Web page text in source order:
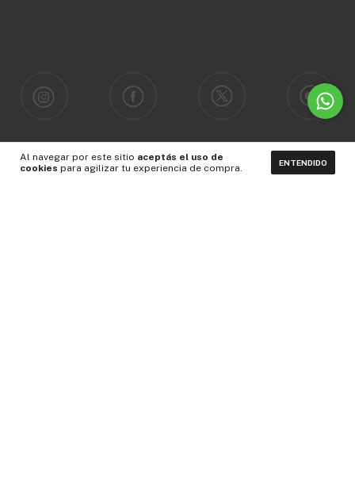
Al navegar por este sitio aceptás el uso de
cookies para agilizar tu experiencia de compra. ENTENDIDO